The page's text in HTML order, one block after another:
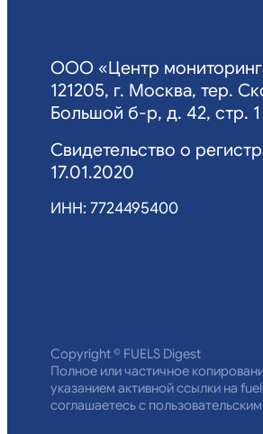
ООО «Центр
121205, г. Москва, тер.
Большой б-р, д. 42, стр. 1
Свидетельство о
17.01.2020
ИНН: 7724495400
Copyright © FUELS Digest
Полное или частичное
указанием активной ссылки на
соглашаетесь с